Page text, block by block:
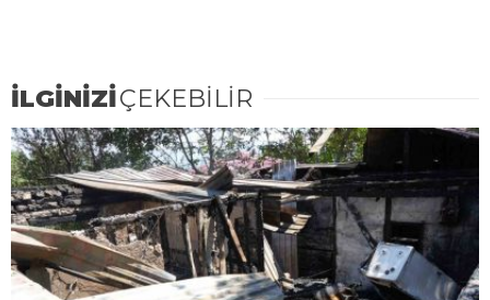
İLGİNİZİÇEKEBİLİR